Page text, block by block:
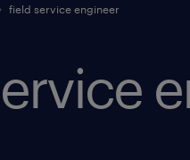
field service engineer